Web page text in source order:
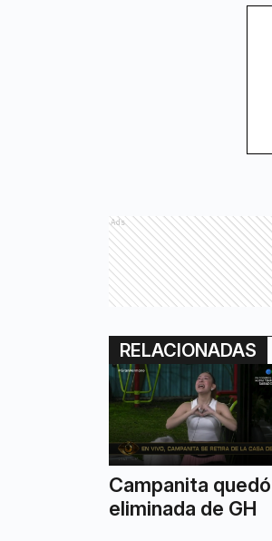
Ads
RELACIONADAS
Campanita quedó
eliminada de GH